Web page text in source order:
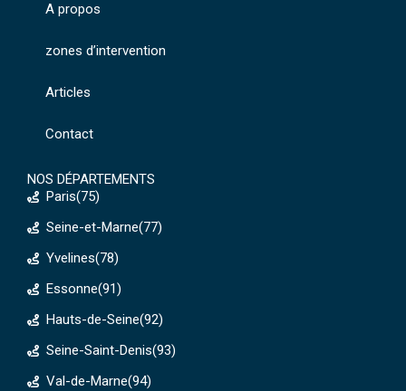
A propos
zones d’intervention
Articles
Contact
NOS DÉPARTEMENTS
Paris(75)
Seine-et-Marne(77)
Yvelines(78)
Essonne(91)
Hauts-de-Seine(92)
Seine-Saint-Denis(93)
Val-de-Marne(94)